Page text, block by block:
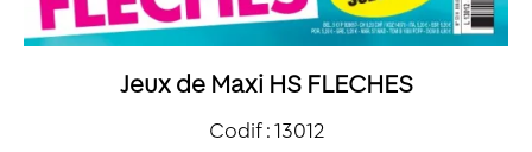
Jeux de Maxi HS FLECHES
Codif : 13012